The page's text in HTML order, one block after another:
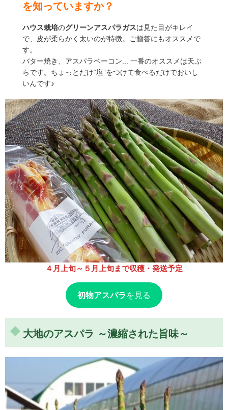
を知っていますか？
ハウス栽培のグリーンアスパラガスは見た目がキレイ
で、皮が柔らかく太いのが特徴。ご贈答にもオススメで
す。
バター焼き、アスパラベーコン... 一番のオススメは天ぷ
らです。ちょっとだけ“塩”をつけて食べるだけでおいし
いんです♪
４月上旬～５月上旬まで収穫・発送予定
初物アスパラ を見る
大地のアスパラ ～濃縮された旨味～